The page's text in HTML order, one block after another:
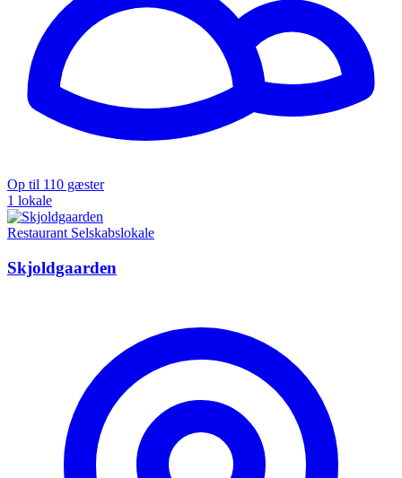
Op til 110 gæster
1 lokale
Restaurant Selskabslokale
Skjoldgaarden